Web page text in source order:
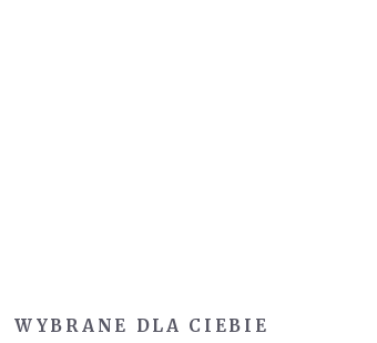
WYBRANE DLA CIEBIE